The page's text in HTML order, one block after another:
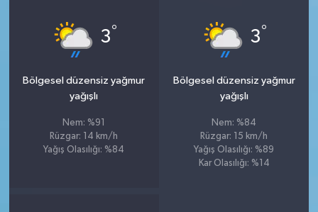
3°
Bölgesel düzensiz yağmur
yağışlı
Nem: %91
Rüzgar: 14 km/h
Yağış Olasılığı: %84
3°
Bölgesel düzensiz yağmur
yağışlı
Nem: %84
Rüzgar: 15 km/h
Yağış Olasılığı: %89
Kar Olasılığı: %14